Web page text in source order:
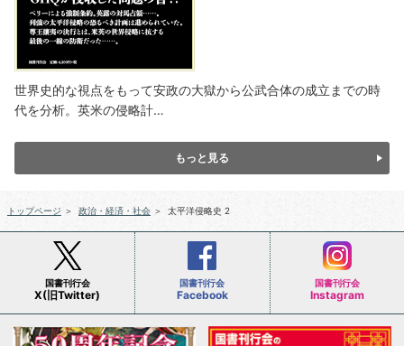
世界史的な視点をもって安政の大獄から公武合体の成立までの時
代を分析。英米の侵略計…
もっと見る
トップページ ＞ 政治・経済・社会 ＞ 太平洋侵略史 2
国書刊行会
X(旧Twitter)
国書刊行会
Facebook
国書刊行会
Instagram